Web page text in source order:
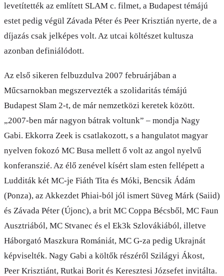
levetítették az említett SLAM c. filmet, a Budapest témájú
estet pedig végül Závada Péter és Peer Krisztián nyerte, de a
díjazás csak jelképes volt. Az utcai költészet kultusza
azonban definiálódott.
Az első sikeren felbuzdulva 2007 februárjában a
Műcsarnokban megszervezték a szolidaritás témájú
Budapest Slam 2-t, de már nemzetközi keretek között.
„2007-ben már nagyon bátrak voltunk” – mondja Nagy
Gabi. Ekkorra Zeek is csatlakozott, s a hangulatot magyar
nyelven fokozó MC Busa mellett ő volt az angol nyelvű
konferanszié. Az élő zenével kísért slam esten fellépett a
Ludditák két MC-je Fiáth Tita és Móki, Bencsik Ádám
(Ponza), az Akkezdet Phiai-ból jól ismert Süveg Márk (Saiid)
és Závada Péter (Újonc), a brit MC Coppa Bécsből, MC Faun
Ausztriából, MC Stvanec és el Ek3k Szlovákiából, illetve
Háborgató Maszkura Romániát, MC G-za pedig Ukrajnát
képviselték. Nagy Gabi a költők részéről Szilágyi Ákost,
Peer Krisztiánt, Rutkai Borit és Keresztesi Józsefet invitálta.